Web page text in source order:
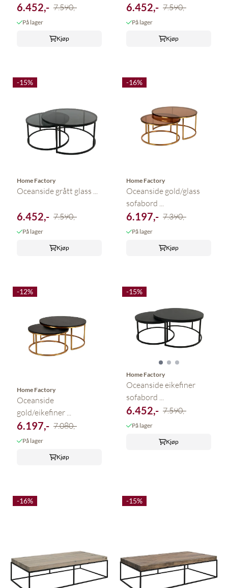
6.452,- 7.590,-
På lager
Kjøp
6.452,- 7.590,-
På lager
Kjøp
-15%
Home Factory
Oceanside grått glass ...
6.452,- 7.590,-
På lager
Kjøp
-16%
Home Factory
Oceanside gold/glass
sofabord ...
6.197,- 7.390,-
På lager
Kjøp
-12%
Home Factory
Oceanside
gold/eikefiner ...
6.197,- 7.080,-
På lager
Kjøp
-15%
Home Factory
Oceanside eikefiner
sofabord ...
6.452,- 7.590,-
På lager
Kjøp
-16% -15%